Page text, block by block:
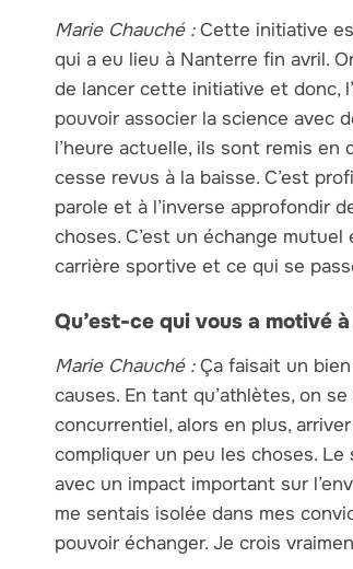
Marie Chauché :Cette initiative
qui a eu lieu à Nanterre fin avril.
de lancer cette initiative et donc,
pouvoir associer la science avec
l’heure actuelle, ils sont remis
cesse revus à la baisse. C’est
parole et à l’inverse approfondir
choses. C’est un échange
carrière sportive et ce qui se
Qu’est-ce qui vous a motivé
Marie Chauché :Ça faisait un
causes. En tant qu’athlètes, on
concurrentiel, alors en plus,
compliquer un peu les choses.
avec un impact important sur
me sentais isolée dans mes
pouvoir échanger. Je crois